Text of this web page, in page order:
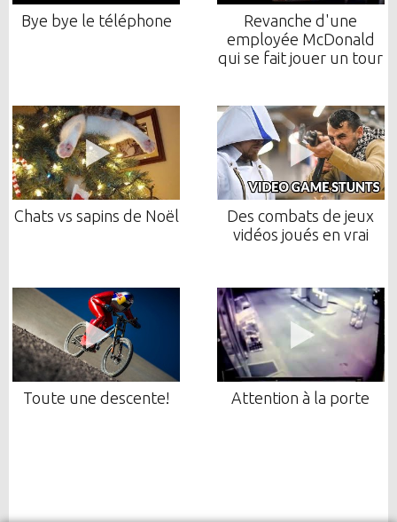
Bye bye le téléphone
Revanche d'une
employée McDonald
qui se fait jouer un tour
Chats vs sapins de Noël
Des combats de jeux
vidéos joués en vrai
Toute une descente! Attention à la porte